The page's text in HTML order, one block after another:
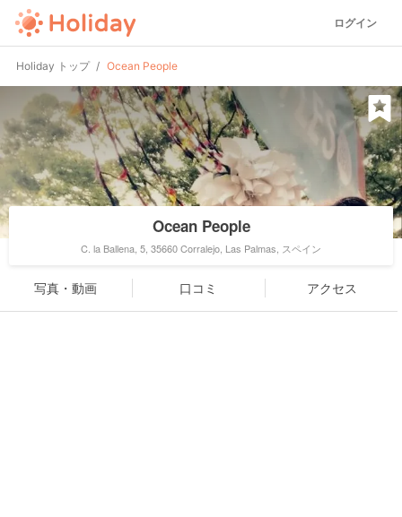
ログイン
Holiday トップ Ocean People
Ocean People
C. la Ballena, 5, 35660 Corralejo, Las Palmas, スペイン
写真・動画 口コミ アクセス